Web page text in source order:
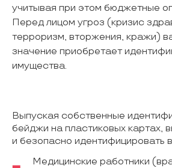
учитывая при этом бюджетные
Перед лицом угроз (кризис
терроризм, вторжения, кражи)
значение приобретает
имущества.
Выпуская собственные
бейджи на пластиковых картах,
и безопасно идентифицировать
Медицинские работники